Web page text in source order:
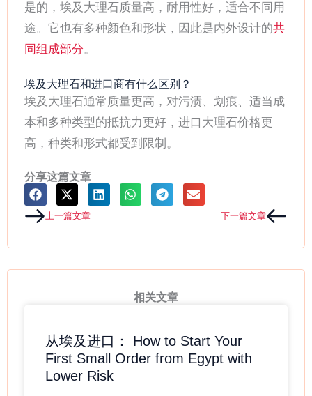
是的，埃及大理石质量高，耐用性好，适合不同用
途。它也有多种颜色和形状，因此是内外设计的共
同组成部分。
埃及大理石和进口商有什么区别？
埃及大理石通常质量更高，对污渍、划痕、适当成
本和多种类型的抵抗力更好，进口大理石价格更
高，种类和形式都受到限制。
分享这篇文章
Prev上一篇文章 下一篇文章Next
相关文章
从埃及进口： How to Start Your
First Small Order from Egypt with
Lower Risk